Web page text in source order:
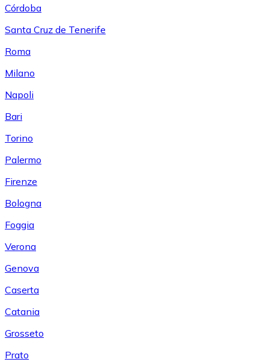
Córdoba
Santa Cruz de Tenerife
Roma
Milano
Napoli
Bari
Torino
Palermo
Firenze
Bologna
Foggia
Verona
Genova
Caserta
Catania
Grosseto
Prato